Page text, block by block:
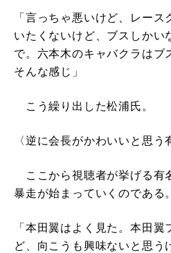
「言っちゃ悪いけど、レー
いたくないけど、ブスしかい
で。六本木のキャバクラはブ
そんな感じ」
こう繰り出した松浦氏。
〈逆に会長がかわいいと思う
ここから視聴者が挙げる有
暴走が始まっていくのである。
「本田翼はよく見た。本田
ど、向こうも興味ないと思う